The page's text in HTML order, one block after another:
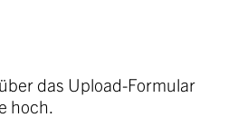
das Upload-Formular
hoch.